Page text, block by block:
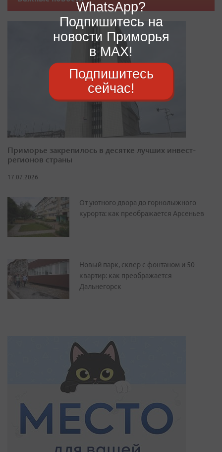
Приморье закрепилось в десятке лучших инвест-
регионов страны
17.07.2026
От уютного двора до горнолыжного
курорта: как преображается Арсеньев
Новый парк, сквер с фонтаном и 50
квартир: как преображается
Дальнегорск
WhatsApp?
Подпишитесь на
новости Приморья
в MAX!
Подпишитесь
сейчас!